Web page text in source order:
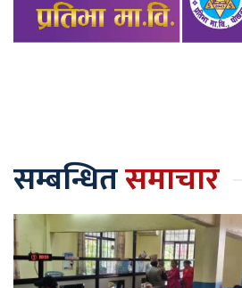
सम्बन्धितसमाचार